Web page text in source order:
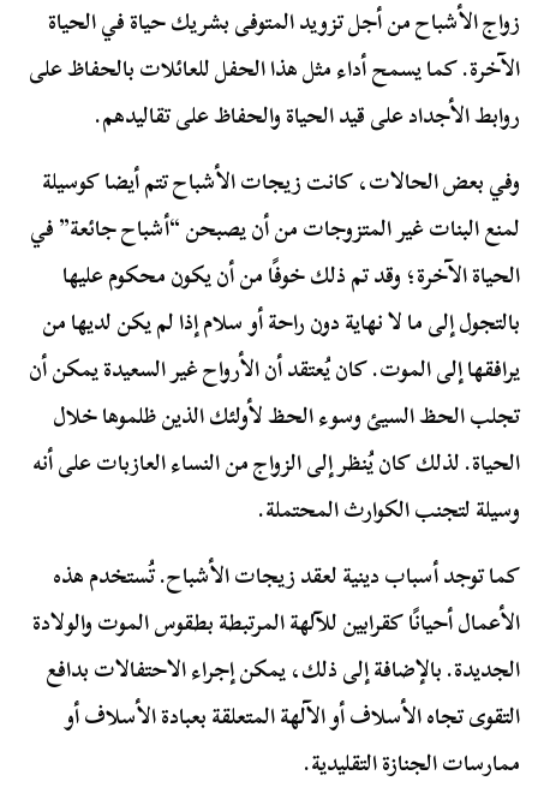
زواج الأشباح من أجل تزويد المتوفى بشريك حياة في الحياة
الآخرة. كما يسمح أداء مثل هذا الحفل للعائلات بالحفاظ على
روابط الأجداد على قيد الحياة والحفاظ على تقاليدهم.
وفي بعض الحالات، كانت زيجات الأشباح تتم أيضا كوسيلة
لمنع البنات غير المتزوجات من أن يصبحن “أشباح جائعة” في
الحياة الآخرة؛ وقد تم ذلك خوفًا من أن يكون محكوم عليها
بالتجول إلى ما لا نهاية دون راحة أو سلام إذا لم يكن لديها من
يرافقها إلى الموت. كان يُعتقد أن الأرواح غير السعيدة يمكن أن
تجلب الحظ السيئ وسوء الحظ لأولئك الذين ظلموها خلال
الحياة. لذلك كان يُنظر إلى الزواج من النساء العازبات على أنه
وسيلة لتجنب الكوارث المحتملة.
كما توجد أسباب دينية لعقد زيجات الأشباح. تُستخدم هذه
الأعمال أحيانًا كقرابين للآلهة المرتبطة بطقوس الموت والولادة
الجديدة. بالإضافة إلى ذلك، يمكن إجراء الاحتفالات بدافع
التقوى تجاه الأسلاف أو الآلهة المتعلقة بعبادة الأسلاف أو
ممارسات الجنازة التقليدية.